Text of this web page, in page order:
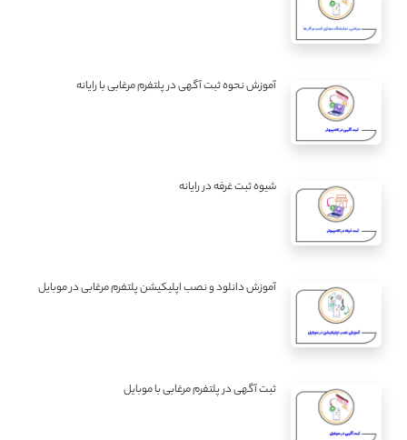
آموزش نحوه ثبت آگهی در پلتفرم مرغابی با رایانه
شیوه ثبت غرفه در رایانه
آموزش دانلود و نصب اپلیکیشن پلتفرم مرغابی در موبایل
ثبت آگهی در پلتفرم مرغابی با موبایل